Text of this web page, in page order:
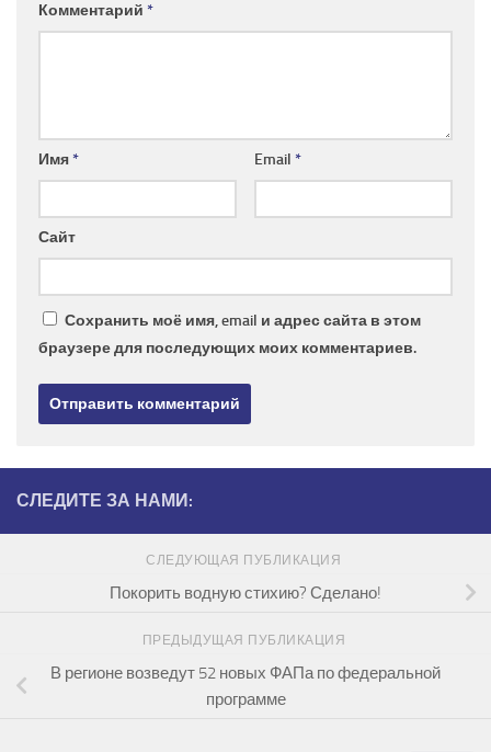
Комментарий *
Имя* Email *
Сайт
Сохранить моё имя, email и адрес сайта в этом
браузере для последующих моих комментариев.
СЛЕДИТЕ ЗА НАМИ:
СЛЕДУЮЩАЯ ПУБЛИКАЦИЯ
Покорить водную стихию? Сделано!
ПРЕДЫДУЩАЯ ПУБЛИКАЦИЯ
В регионе возведут 52 новых ФАПа по федеральной
программе